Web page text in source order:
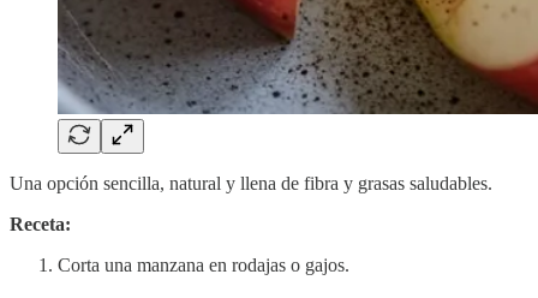
Una opción sencilla, natural y llena de fibra y grasas saludables.
Receta:
Corta una manzana en rodajas o gajos.